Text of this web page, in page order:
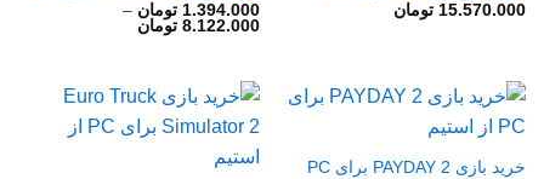
15.570.000 تومان
1.394.000 تومان –
8.122.000 تومانمحدوده
8.122.000 تومان
خرید بازی PAYDAY 2 برای PC